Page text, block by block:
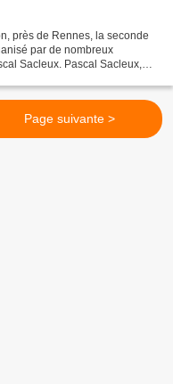
près de Rennes, la seconde
par de nombreux
Sacleux. Pascal Sacleux,
Page suivante >